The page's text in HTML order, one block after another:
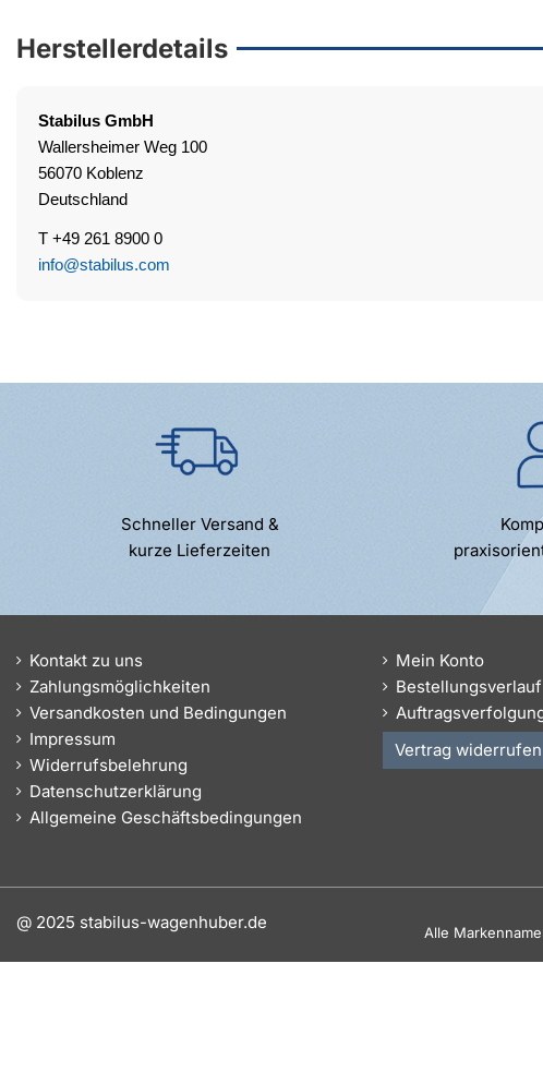
Herstellerdetails
Stabilus GmbH
Wallersheimer Weg 100
56070 Koblenz
Deutschland
T +49 261 8900 0
info@stabilus.com
Schneller Versand &
kurze Lieferzeiten
Kontakt zu uns
Zahlungsmöglichkeiten
Versandkosten und Bedingungen
Impressum
Widerrufsbelehrung
Datenschutzerklärung
Allgemeine Geschäftsbedingungen
Mein Konto
Bestellungsverlauf
Vertrag widerrufen
@ 2025 stabilus-wagenhuber.de
Alle